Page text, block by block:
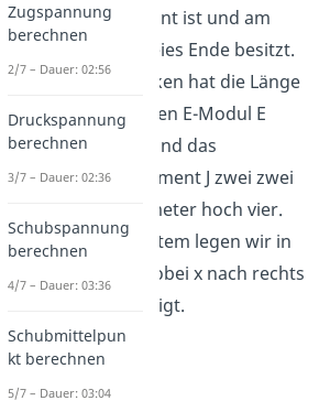
Rand fest eingespannt ist und am
rechten Rand ein freies Ende besitzt.
Der betrachtete Balken hat die Länge
L gleich ein Meter, den E-Modul E
gleich 210.000MPa und das
Flächenträgheitsmoment J zwei zwei
gleich 290.000 Millimeter hoch vier.
Das Koordinatensystem legen wir in
die Einspannung, wobei x nach rechts
und z nach unten zeigt.
Zugspannung
berechnen
2/7 – Dauer: 02:56
Druckspannung
berechnen
3/7 – Dauer: 02:36
Schubspannung
berechnen
4/7 – Dauer: 03:36
Schubmittelpun
kt berechnen
5/7 – Dauer: 03:04